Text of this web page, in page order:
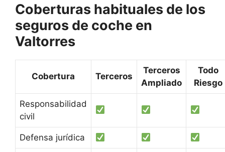
Coberturas habituales de los
seguros de coche en
Valtorres
Cobertura Terceros
Terceros
Ampliado
Todo
Riesgo
Responsabilidad
civil
Defensa jurídica